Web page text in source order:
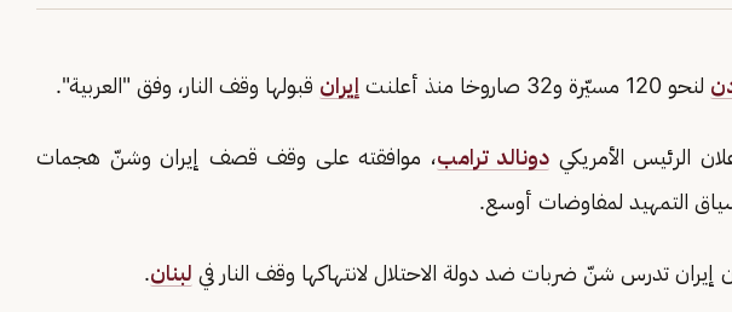
لنحو 120 مسيّرة و32 صاروخا منذ أعلنت إيران قبولها وقف النار، وفق "العربية".
الرئيس الأمريكي دونالد ترامب، موافقته على وقف قصف إيران وشنّ هجمات
التمهيد لمفاوضات أوسع.
تدرس شنّ ضربات ضد دولة الاحتلال لانتهاكها وقف النار في لبنان.